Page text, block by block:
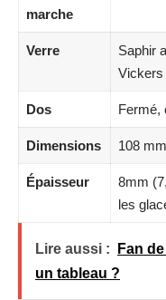
marche
Verre
Saphir
Vickers
Dos Fermé,
Dimensions 108
Épaisseur
8mm
les
Lire aussi :
Fan
un tableau ?